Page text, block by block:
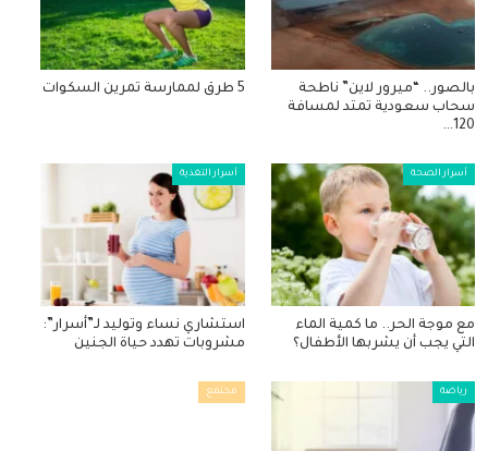
بالصور.. “ميرور لاين” ناطحة
سحاب سعودية تمتد لمسافة
120…
5 طرق لممارسة تمرين السكوات
أسرار الصحة
مع موجة الحر.. ما كمية الماء
التي يجب أن يشربها الأطفال؟
أسرار التغذية
استشاري نساء وتوليد لـ”أسرار”:
مشروبات تهدد حياة الجنين
رياضة مجتمع